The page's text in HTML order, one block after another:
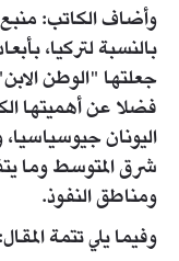
وأضاف الكاتب:
بالنسبة لتركيا،
جعلتها "الوطن
فضلا عن أهميتها
اليونان
شرق المتوسط وما
ومناطق النفوذ.
وفيما يلي تتمة المقال: